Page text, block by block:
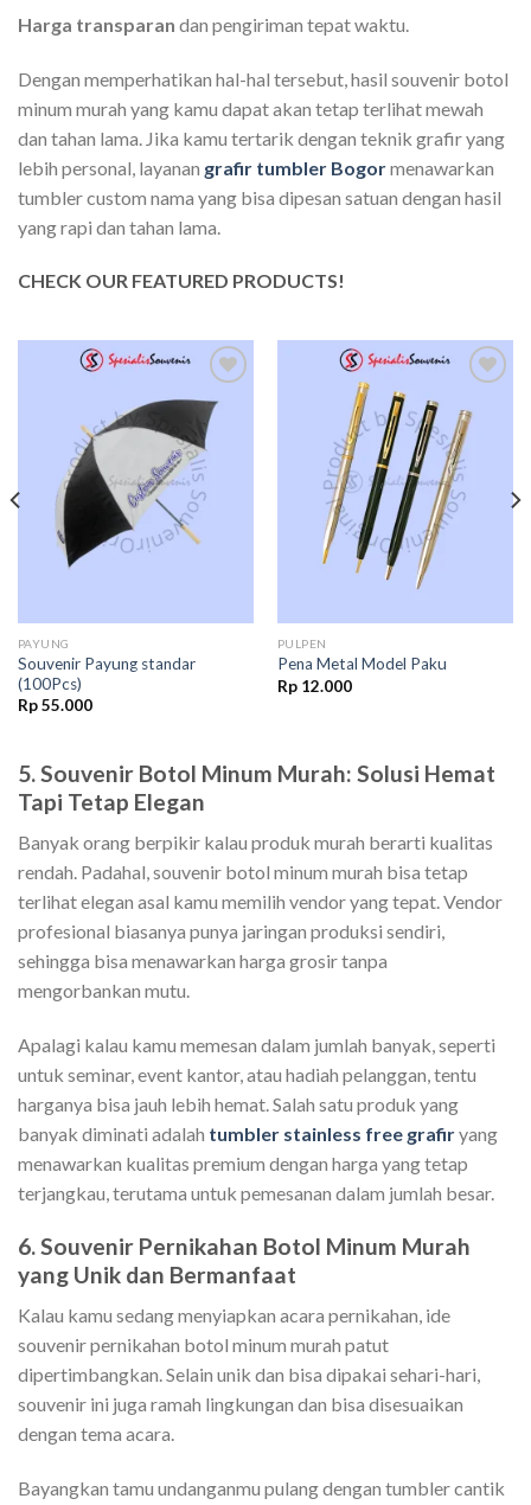
Harga transparan dan pengiriman tepat waktu.
Dengan memperhatikan hal-hal tersebut, hasil souvenir botol
minum murah yang kamu dapat akan tetap terlihat mewah
dan tahan lama. Jika kamu tertarik dengan teknik grafir yang
lebih personal, layanan grafir tumbler Bogormenawarkan
tumbler custom nama yang bisa dipesan satuan dengan hasil
yang rapi dan tahan lama.
CHECK OUR FEATURED PRODUCTS!
Add to
wishlist
PAYUNG
Souvenir Payung standar
(100Pcs)
Rp55.000
Add to
wishlist
PULPEN
Pena Metal Model Paku
Rp12.000
5. Souvenir Botol Minum Murah: Solusi Hemat
Tapi Tetap Elegan
Banyak orang berpikir kalau produk murah berarti kualitas
rendah. Padahal, souvenir botol minum murah bisa tetap
terlihat elegan asal kamu memilih vendor yang tepat. Vendor
profesional biasanya punya jaringan produksi sendiri,
sehingga bisa menawarkan harga grosir tanpa
mengorbankan mutu.
Apalagi kalau kamu memesan dalam jumlah banyak, seperti
untuk seminar, event kantor, atau hadiah pelanggan, tentu
harganya bisa jauh lebih hemat. Salah satu produk yang
banyak diminati adalah tumbler stainless free grafiryang
menawarkan kualitas premium dengan harga yang tetap
terjangkau, terutama untuk pemesanan dalam jumlah besar.
6. Souvenir Pernikahan Botol Minum Murah
yang Unik dan Bermanfaat
Kalau kamu sedang menyiapkan acara pernikahan, ide
souvenir pernikahan botol minum murah patut
dipertimbangkan. Selain unik dan bisa dipakai sehari-hari,
souvenir ini juga ramah lingkungan dan bisa disesuaikan
dengan tema acara.
Bayangkan tamu undanganmu pulang dengan tumbler cantik